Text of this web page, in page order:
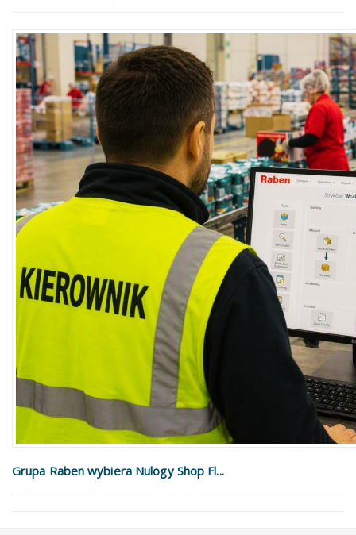
Grupa Raben wybiera Nulogy Shop Fl...